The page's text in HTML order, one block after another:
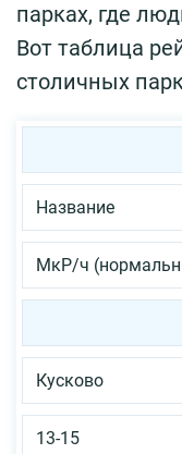
парках, где
Вот таблица
столичных
Название
МкР/ч
Кусково
13-15